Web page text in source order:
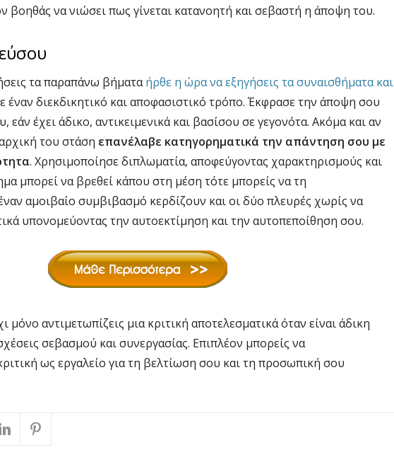
βοηθάς να νιώσει πως γίνεται κατανοητή και σεβαστή η άποψη του.
τα παραπάνω βήματαήρθε η ώρα να εξηγήσεις τα συναισθήματα και
έναν διεκδικητικό και αποφασιστικό τρόπο. Έκφρασε την άποψη σου
εάν έχει άδικο, αντικειμενικά και βασίσου σε γεγονότα. Ακόμα και αν
του στάση επανέλαβε κατηγορηματικά την απάντηση σου με
. Χρησιμοποίησε διπλωματία, αποφεύγοντας χαρακτηρισμούς και
μπορεί να βρεθεί κάπου στη μέση τότε μπορείς να τη
αμοιβαίο συμβιβασμό κερδίζουν και οι δύο πλευρές χωρίς να
υπονομεύοντας την αυτοεκτίμηση και την αυτοπεποίθηση σου.
αντιμετωπίζεις μια κριτική αποτελεσματικά όταν είναι άδικη
σεβασμού και συνεργασίας. Επιπλέον μπορείς να
ως εργαλείο για τη βελτίωση σου και τη προσωπική σου